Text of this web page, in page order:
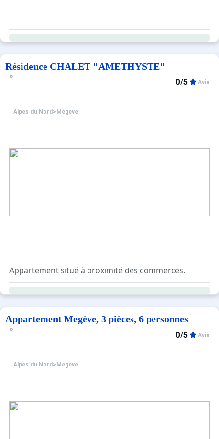
Seuls les équipements mentionnés spécifiquement
Résidence CHALET "AMETHYSTE"
Alpes du Nord > Megève
0/5 Avis
Appartement situé à proximité des commerces.
Ce logement de 65m² bénéficie d'un balcon, d'une
Appartement Megève, 3 pièces, 6 personnes
Alpes du Nord > Megève
0/5 Avis